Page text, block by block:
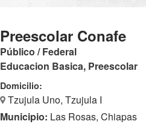
Preescolar Conafe
Público / Federal
Educacion Basica, Preescolar
Domicilio:
Tzujula Uno, Tzujula I
Municipio: Las Rosas, Chiapas